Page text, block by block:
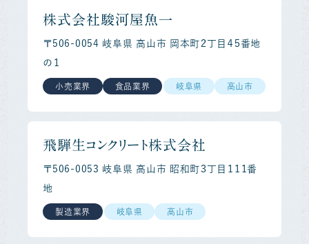
株式会社駿河屋魚一
〒506-0054 岐阜県 高山市 岡本町２丁目４５番地
の１
小売業界 食品業界 岐阜県 高山市
飛騨生コンクリート株式会社
〒506-0053 岐阜県 高山市 昭和町３丁目１１１番
地
製造業界 岐阜県 高山市